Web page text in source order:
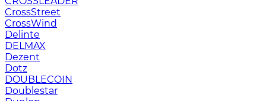
CrossStreet
CrossWind
Delinte
DELMAX
Dezent
Dotz
DOUBLECOIN
Doublestar